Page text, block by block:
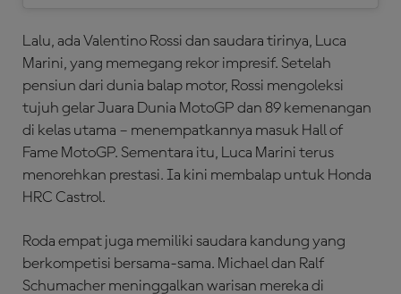
Lalu, ada Valentino Rossi dan saudara tirinya, Luca
Marini, yang memegang rekor impresif. Setelah
pensiun dari dunia balap motor, Rossi mengoleksi
tujuh gelar Juara Dunia MotoGP dan 89 kemenangan
di kelas utama – menempatkannya masuk Hall of
Fame MotoGP. Sementara itu, Luca Marini terus
menorehkan prestasi. Ia kini membalap untuk Honda
HRC Castrol.
Roda empat juga memiliki saudara kandung yang
berkompetisi bersama-sama. Michael dan Ralf
Schumacher meninggalkan warisan mereka di